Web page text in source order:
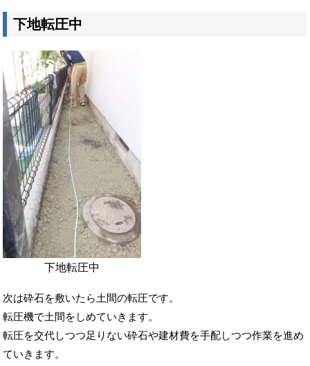
下地転圧中
下地転圧中
次は砕石を敷いたら土間の転圧です。
転圧機で土間をしめていきます。
転圧を交代しつつ足りない砕石や建材費を手配しつつ作業を進め
ていきます。